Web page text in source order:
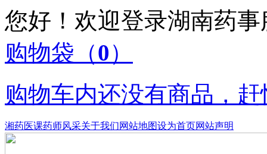
您好！欢迎登录湖南药
购物袋 （0）
购物车内还没有商品，
湘药医课药师风采关于我们网站地图设为首页网站声明